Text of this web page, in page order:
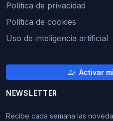
Política de privacidad
Política de cookies
Uso de inteligencia artificial
Activar
NEWSLETTER
Recibe cada semana las